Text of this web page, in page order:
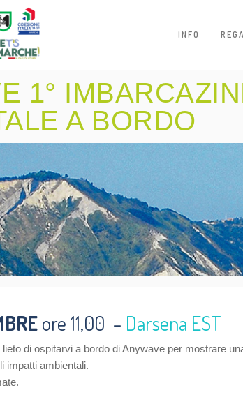
INFO
1°
A BORDO
ore 11,00 – Darsena EST
di ospitarvi a bordo di Anywave per mostrare
impatti ambientali.